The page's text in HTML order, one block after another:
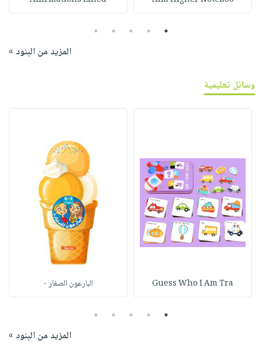
1
2
3
4
5
المزيد من البنود »
وسائل تعليمية
Guess Who I Am Tra البارعون الصغار -
1
2
3
4
5
المزيد من البنود »